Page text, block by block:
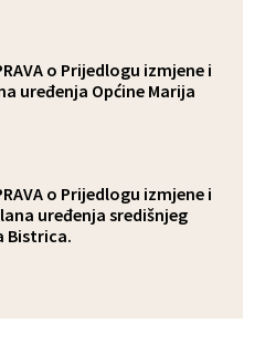
o Prijedlogu izmjene i
uređenja Općine Marija
o Prijedlogu izmjene i
uređenja središnjeg
Bistrica.